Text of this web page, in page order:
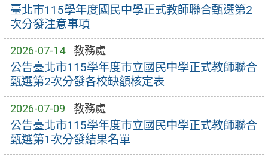
臺北市115學年度國民中學正式教師聯合甄選第2
次分發注意事項
2026-07-14 教務處
公告臺北市115學年度市立國民中學正式教師聯合
甄選第2次分發各校缺額核定表
2026-07-09 教務處
公告臺北市115學年度市立國民中學正式教師聯合
甄選第1次分發結果名單